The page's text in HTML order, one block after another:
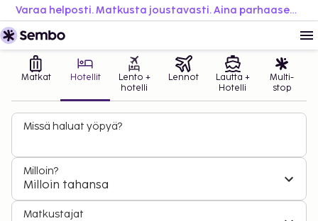
Varaa helposti. Matkusta joustavasti. Aina parhaaseen hintaan.
Matkat Hotellit
Lento +
hotelli
Lennot
Lautta +
Hotelli
Multi-
stop
Missä haluat yöpyä?
Milloin?
Milloin tahansa
Matkustajat